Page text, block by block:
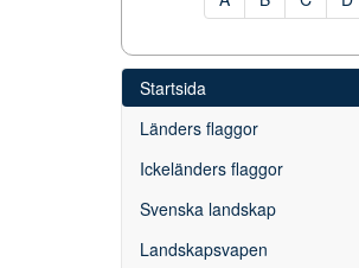
Startsida
Länders flaggor
Ickeländers flaggor
Svenska landskap
Landskapsvapen